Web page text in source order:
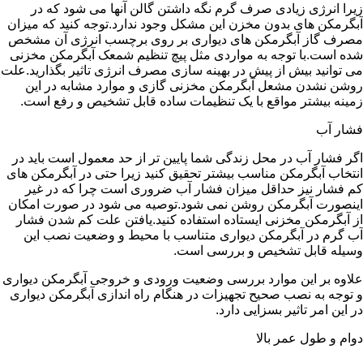
زیرا انرژی زیادی صرف گرم نگه داشتن گالن آنها می شود که در
آبگرمکن های بدون مخزن این مشکل وجود ندارد.توجه کنید که میزان
مصرف گاز آبگرمکن های دیواری بر روی برچسب انرژی آن مشخص
شده است.با توجه به مواردی مثل پیچ تنظیم شمعک آبگرمکن مخزنی
می توانید بیش از پیش در بهینه سازی مصرف انرژی تاثیر بگذارید.علت
روشن نشدن مشعل آبگرمکن مخزنی گازی و موارد مشابه در این
زمینه بیشتر مواقع با یک تنظیمات ساده قابل تشخیص و رفع است.
فشار آب
اگر فشار آب در محل زندگی شما پایین تر از حد معمول است باید در
انتخاب آبگرمکن مناسب بیشتر تحقیق کنید زیرا حتی در آبگرمکن های
کم فشار نیز حداقل میزان فشار آب ضروری است چرا که در غیر
اینصورت آبگرمکن روشن نمی شود.توصیه می شود در صورت امکان
از آبگرمکن مخزنی ایستاده استفاده کنید.یافتن علت کم شدن فشار
آب گرم در آبگرمکن دیواری متناسب با محیط و وضعیت نصب این
وسیله قابل تشخیص و بررسی است.
علاوه بر این موارد بررسی وضعیت ورودی و خروجی آبگرمکن دیواری
و توجه به نصب صحیح تجهیزات در هنگام راه اندازی آبگرمکن دیواری
در این امر تاثیر بسزایی دارد.
دوام و طول عمر بالا